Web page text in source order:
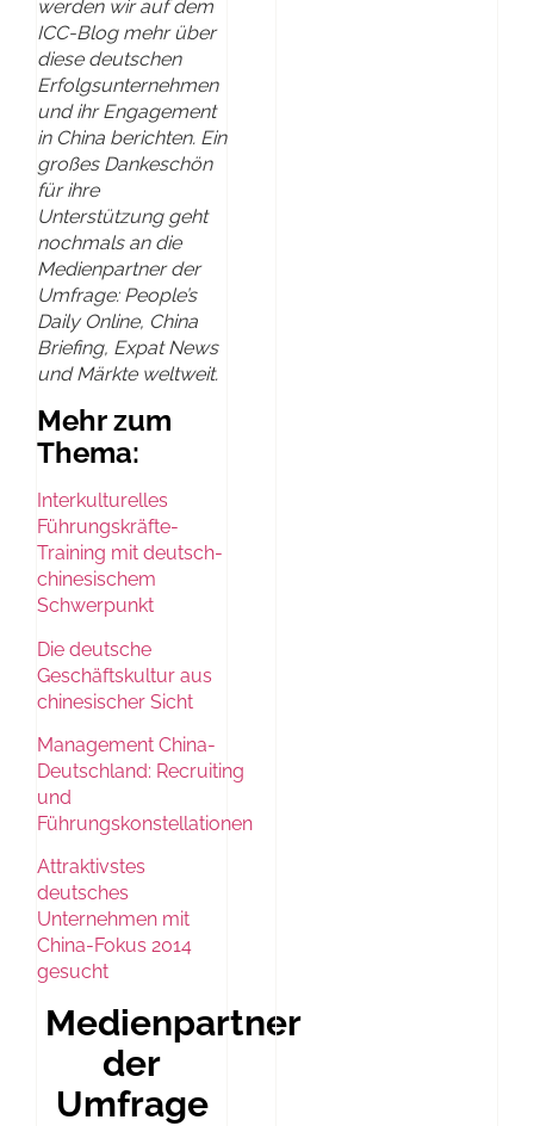
werden wir auf dem
ICC-Blog mehr über
diese deutschen
Erfolgsunternehmen
und ihr Engagement
in China berichten. Ein
großes Dankeschön
für ihre
Unterstützung geht
nochmals an die
Medienpartner der
Umfrage: People’s
Daily Online, China
Briefing, Expat News
und Märkte weltweit.
Mehr zum
Thema:
Interkulturelles
Führungskräfte-
Training mit deutsch-
chinesischem
Schwerpunkt
Die deutsche
Geschäftskultur aus
chinesischer Sicht
Management China-
Deutschland: Recruiting
und
Führungskonstellationen
Attraktivstes
deutsches
Unternehmen mit
China-Fokus 2014
gesucht
Medienpartner
der
Umfrage